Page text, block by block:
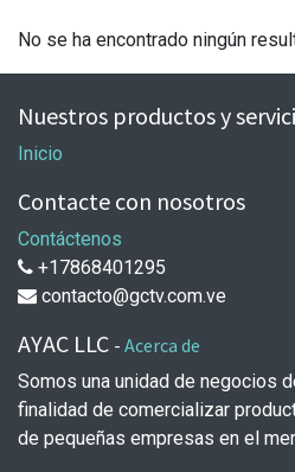
No se ha encontrado ningún
Nuestros productos y
Inicio
Contacte con nosotros
Contáctenos
+17868401295
contacto@gctv.com.ve
AYAC LLC - Acerca de
Somos una unidad de negocios
finalidad de comercializar
de pequeñas empresas en el